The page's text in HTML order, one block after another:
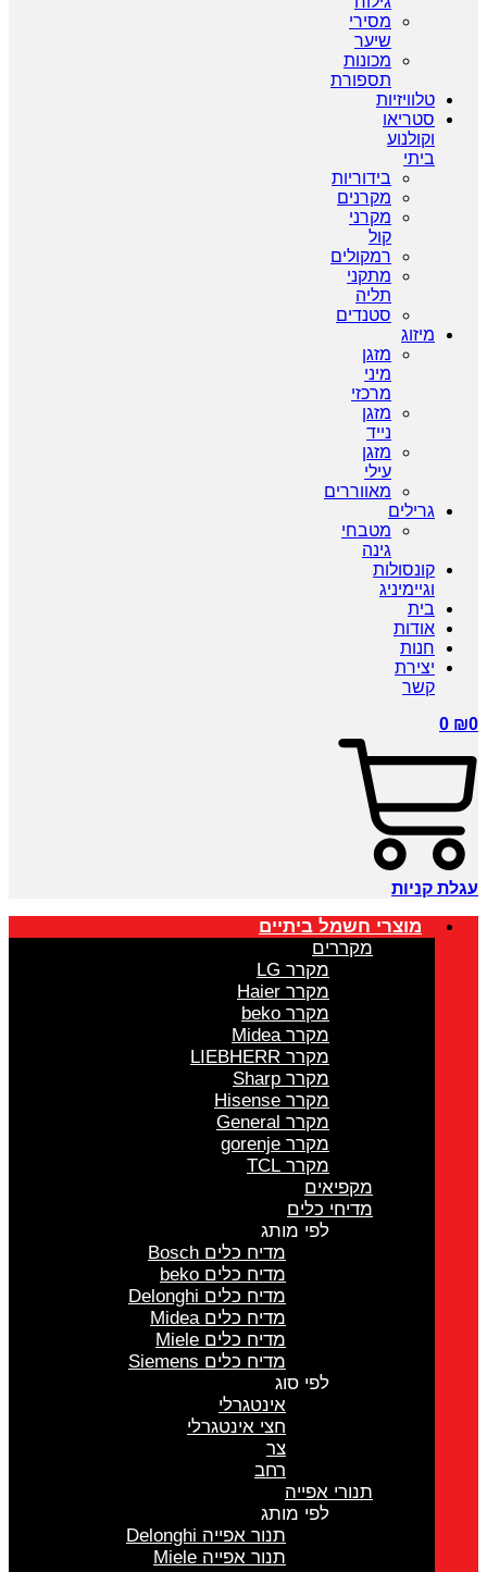
מסירי
שיער
מכונות
תספורת
טלוויזיות
סטריאו
וקולנוע
ביתי
בידוריות
מקרנים
מקרני
קול
רמקולים
מתקני
תליה
סטנדים
מיזוג
מזגן
מיני
מרכזי
מזגן
נייד
מזגן
עילי
מאווררים
גרילים
מטבחי
גינה
קונסולות
וגיימיניג
בית
אודות
חנות
יצירת
קשר
₪0
0
עגלת קניות
מוצרי חשמל ביתיים
מקררים
מקרר LG
מקרר Haier
מקרר beko
מקרר Midea
מקרר LIEBHERR
מקרר Sharp
מקרר Hisense
מקרר General
מקרר gorenje
מקרר TCL
מקפיאים
מדיחי כלים
לפי מותג
מדיח כלים Bosch
מדיח כלים beko
מדיח כלים Delonghi
מדיח כלים Midea
מדיח כלים Miele
מדיח כלים Siemens
לפי סוג
אינטגרלי
חצי אינטגרלי
צר
רחב
תנורי אפייה
לפי מותג
תנור אפייה Delonghi
תנור אפייה Miele